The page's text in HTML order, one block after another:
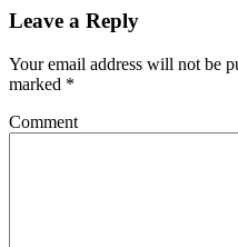
Leave a Reply
Your email address will not be
marked *
Comment